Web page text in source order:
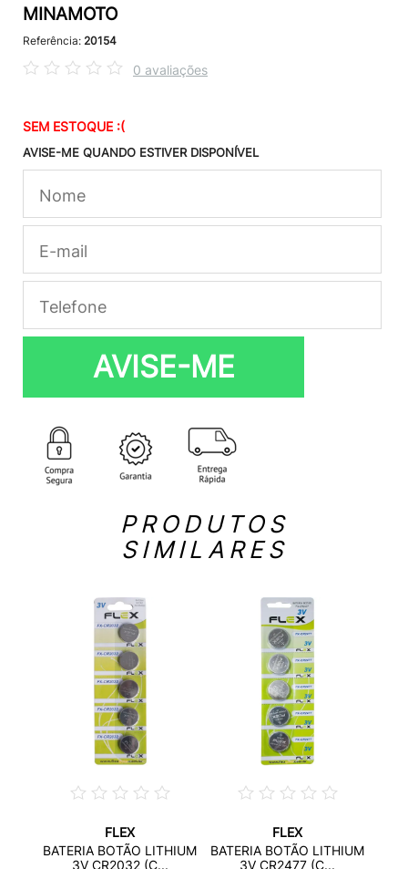
MINAMOTO
Referência: 20154
0 avaliações
SEM ESTOQUE :(
AVISE-ME QUANDO ESTIVER DISPONÍVEL
AVISE-ME
PRODUTOS
SIMILARES
FLEX
BATERIA BOTÃO LITHIUM
3V CR2032 (C...
FLEX
BATERIA BOTÃO LITHIUM
3V CR2477 (C...